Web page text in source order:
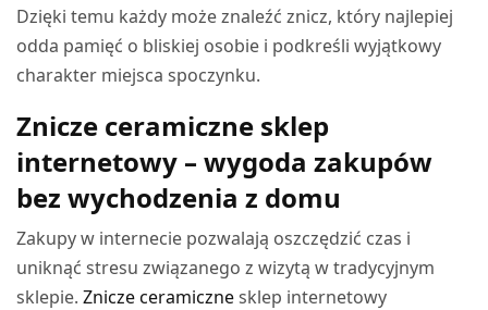
Dzięki temu każdy może znaleźć znicz, który najlepiej
odda pamięć o bliskiej osobie i podkreśli wyjątkowy
charakter miejsca spoczynku.
Znicze ceramiczne sklep
internetowy – wygoda zakupów
bez wychodzenia z domu
Zakupy w internecie pozwalają oszczędzić czas i
uniknąć stresu związanego z wizytą w tradycyjnym
sklepie.Znicze ceramicznesklep internetowy